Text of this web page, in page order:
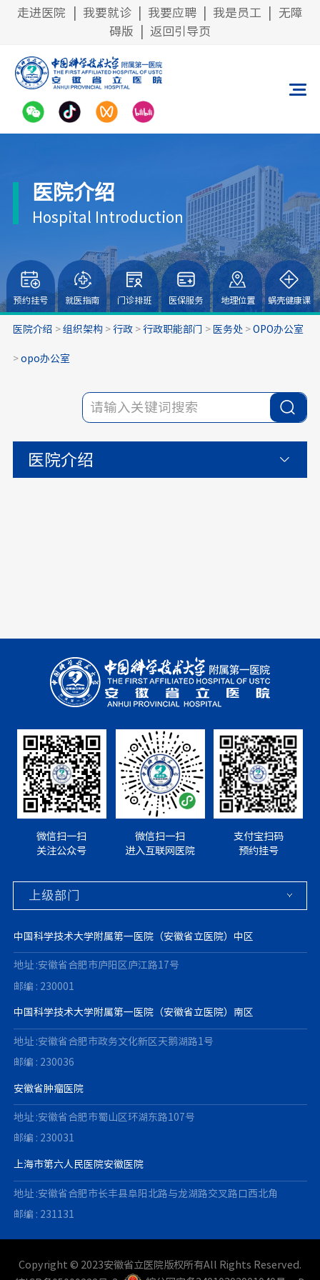
走进医院 我要就诊 我要应聘 我是员工
无障
碍版
返回引导页
医院介绍
Hospital Introduction
预约挂号 就医指南 门诊排班 医保服务 地理位置 蜗壳健康课
医院介绍 > 组织架构> 行政> 行政职能部门 > 医务处 > OPO办公室
> opo办公室
医院介绍
微信扫一扫
关注公众号
微信扫一扫
进入互联网医院
支付宝扫码
预约挂号
中国科学技术大学附属第一医院（安徽省立医院）中区
地址 :安徽省合肥市庐阳区庐江路17号
邮编 : 230001
中国科学技术大学附属第一医院（安徽省立医院）南区
地址 :安徽省合肥市政务文化新区天鹅湖路1号
邮编 : 230036
安徽省肿瘤医院
地址 :安徽省合肥市蜀山区环湖东路107号
邮编 : 230031
上海市第六人民医院安徽医院
地址 :安徽省合肥市长丰县阜阳北路与龙湖路交叉路口西北角
邮编 : 231131
Copyright © 2023安徽省立医院版权所有All Rights Reserved.